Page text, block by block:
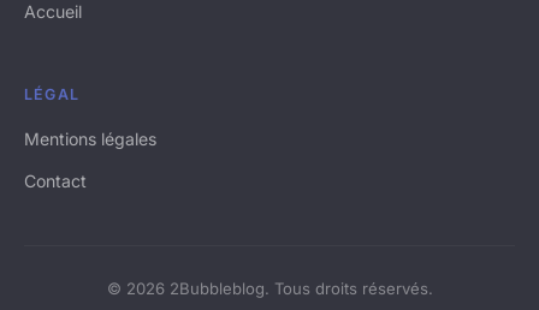
Accueil
LÉGAL
Mentions légales
Contact
© 2026 2Bubbleblog. Tous droits réservés.